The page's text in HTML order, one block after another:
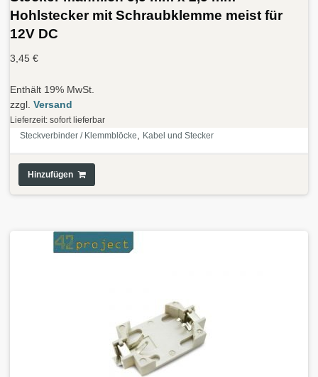
Hohlstecker mit Schraubklemme meist für
12V DC
3,45 €
Enthält 19% MwSt.
zzgl. Versand
Lieferzeit: sofort lieferbar
Steckverbinder / Klemmblöcke
Kabel und Stecker
Hinzufügen